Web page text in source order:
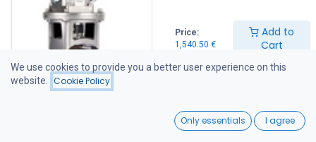
Price:
1,540.50 €
Add to
Cart
Wishlist
Huoltovapaa erikoismuovipotkuri joka on suunniteltu antamaan
tehokasta työntövoimaa molempiin suuntiin.
Luotettava hydraulinen hammaspyörämoottori ja korkealaatuiset
mekaaniset komponentit.
We use cookies to provide you a better user experience on this
website.
Cookie Policy
Only essentials I agree